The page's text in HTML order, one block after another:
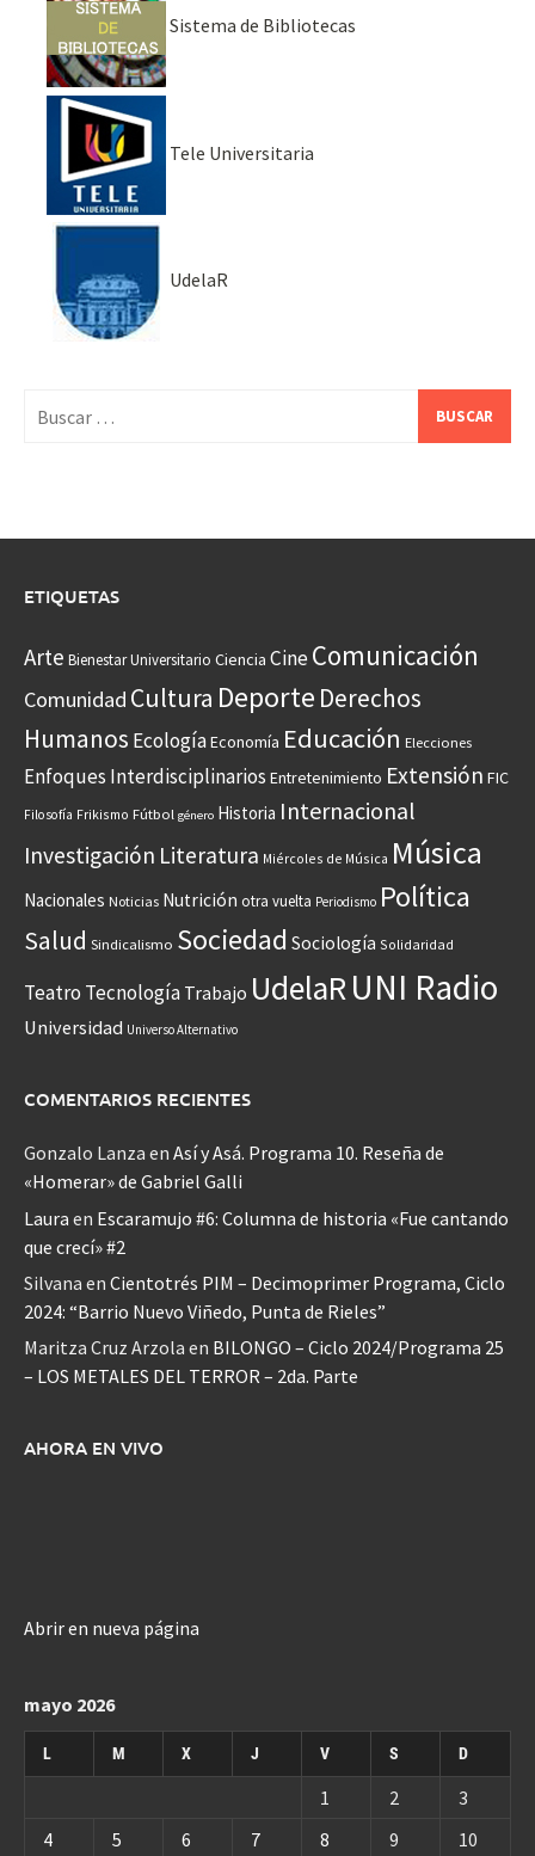
Sistema de Bibliotecas
Tele Universitaria
UdelaR
ETIQUETAS
Arte Bienestar Universitario Ciencia CineComunicación
Comunidad Cultura Deporte Derechos
Humanos EcologíaEconomía Educación Elecciones
Enfoques Interdisciplinarios Entretenimiento Extensión FIC
Filosofía Frikismo Fútbol género Historia Internacional
Investigación Literatura Miércoles de Música Música
Nacionales Noticias Nutrición otra vuelta Periodismo Política
Salud Sindicalismo Sociedad Sociología Solidaridad
Teatro Tecnología Trabajo UdelaRUNI Radio
Universidad Universo Alternativo
COMENTARIOS RECIENTES
Gonzalo Lanza en Así y Asá. Programa 10. Reseña de
«Homerar» de Gabriel Galli
Laura en Escaramujo #6: Columna de historia «Fue cantando
que crecí» #2
Silvana en Cientotrés PIM – Decimoprimer Programa, Ciclo
2024: “Barrio Nuevo Viñedo, Punta de Rieles”
Maritza Cruz Arzola en BILONGO – Ciclo 2024/Programa 25
– LOS METALES DEL TERROR – 2da. Parte
AHORA EN VIVO
Abrir en nueva página
mayo 2026
L M X J V S D
1 2
3
4
5 6 7 8 9 10